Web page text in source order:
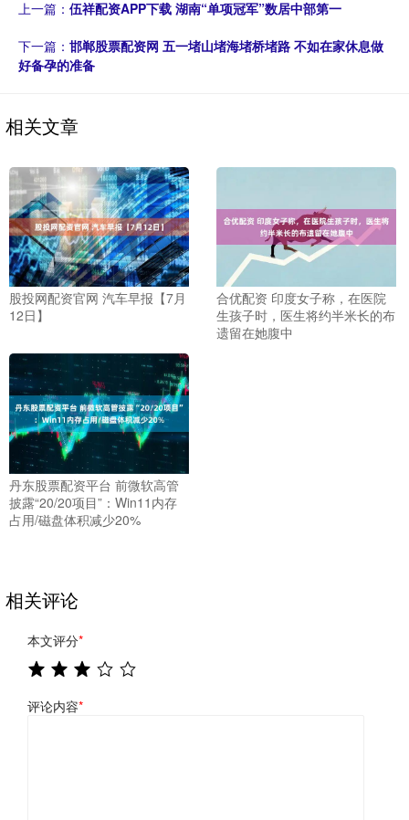
上一篇： 伍祥配资APP下载 湖南“单项冠军”数居中部第一
下一篇： 邯郸股票配资网 五一堵山堵海堵桥堵路 不如在家休息做
好备孕的准备
相关文章
股投网配资官网 汽车早报【7月
12日】
合优配资 印度女子称，在医院
生孩子时，医生将约半米长的布
遗留在她腹中
丹东股票配资平台 前微软高管
披露“20/20项目”：Win11内存
占用/磁盘体积减少20%
相关评论
本文评分*
评论内容*